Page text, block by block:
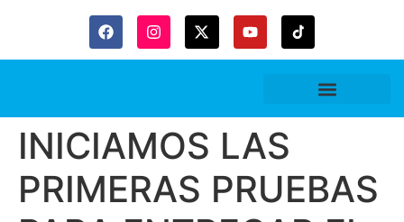
INICIAMOS LAS
PRIMERAS PRUEBAS